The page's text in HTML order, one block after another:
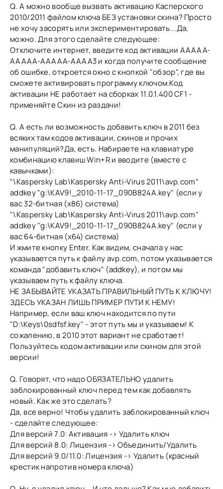
Q. А можно вообще вызвать активацию Касперского
2010/2011 файлом ключа БЕЗ установки скина? Просто
не хочу засорять или экспериментировать...Да,
можно. Для этого сделайте следующее:
Отключите интернет, введите код активации AAAAA-
AAAAA-AAAAA-AAAA3 и когда получите сообщение
об ошибке, откроется окно с кнопкой "обзор", где вы
сможете активировать программу ключом.Код
активации НЕ работает на сборках 11.0.1.400 CF1 -
применяйте Скин из раздачи!
Q. А есть ли возможность добавить ключ в 2011 без
всяких там кодов активации, скинов и прочих
манипуляций?Да, есть. Набираете на клавиатуре
комбинацию клавиш Win+R и вводите (вместе с
кавычками):
"\Kaspersky Lab\Kaspersky Anti-Virus 2011\avp.com"
addkey "g:\KAV9!_2010-11-17_090B824A.key" (если у
вас 32-битная (х86) система)
"\Kaspersky Lab\Kaspersky Anti-Virus 2011\avp.com"
addkey "g:\KAV9!_2010-11-17_090B824A.key" (если у
вас 64-битная (х64) система)
И жмите кнопку Enter. Как видим, сначала у нас
указывается путь к файлу avp.com, потом указывается
команда "добавить ключ" (addkey), и потом мы
указываем путь к файлу ключа.
НЕ ЗАБЫВАЙТЕ УКАЗАТЬ ПРАВИЛЬНЫЙ ПУТЬ К КЛЮЧУ!
ЗДЕСЬ УКАЗАН ЛИШЬ ПРИМЕР ПУТИ К НЕМУ!
Например, если ваш ключ находится по пути
"D:\Keys\0sdfsf.key" - этот путь мы и указываем! К
сожалению, в 2010 этот вариант не сработает!
Пользуйтесь кодом активации или скином для этой
версии!
Q. Говорят, что надо ОБЯЗАТЕЛЬНО удалить
заблокированный ключ перед тем как добавлять
новый. Как же это сделать?
Да, все верно! Чтобы удалить заблокированный ключ
- сделайте следующее:
Для версий 7.0: Активация -> Удалить ключ
Для версий 8.0: Лицензия -> Объединить/Удалить
Для версий 9.0/11.0: Лицензия -> Удалить (красный
крестик напротив номера ключа)